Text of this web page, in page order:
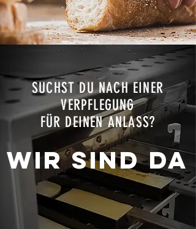
SUCHST DU NACH EINER
VERPFLEGUNG
FÜR DEINEN ANLASS?
WIR SIND DA